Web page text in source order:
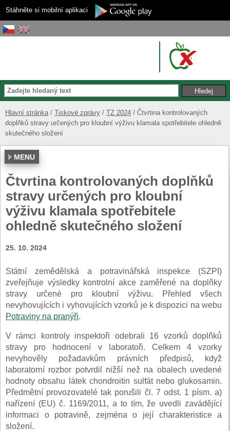
Stáhněte si mobilní aplikaci
Hlavní stránka Tiskové zprávy TZ 2024
Čtvrtina kontrolovaných
doplňků stravy určených pro kloubní výživu klamala spotřebitele ohledně
skutečného složení
MENU
Čtvrtina kontrolovaných doplňků
stravy určených pro kloubní
výživu klamala spotřebitele
ohledně skutečného složení
25. 10. 2024
Státní zemědělská a potravinářská inspekce (SZPI)
zveřejňuje výsledky kontrolní akce zaměřené na doplňky
stravy určené pro kloubní výživu. Přehled všech
nevyhovujících i vyhovujících vzorků je k dispozici na webu
Potraviny na pranýři.
V rámci kontroly inspektoři odebrali 16 vzorků doplňků
stravy pro hodnocení v laboratoři. Celkem 4 vzorky
nevyhověly požadavkům právních předpisů, když
laboratorní rozbor potvrdil nižší než na obalech uvedené
hodnoty obsahu látek chondroitin sulfát nebo glukosamin.
Předmětní provozovatelé tak porušili čl. 7 odst. 1 písm. a)
nařízení (EU) č. 1169/2011, a to tím, že uvedli zavádějící
informaci o potravině, zejména o její charakteristice a
složení.